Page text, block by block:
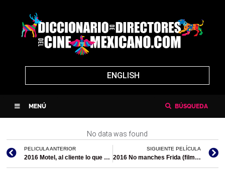
ENGLISH
MENÚ BÚSQUEDA
No data was found
PELICULA ANTERIOR
2016 Motel, al cliente lo que pida
SIGUIENTE PELÍCULA
2016 No manches Frida (filmografía en México)